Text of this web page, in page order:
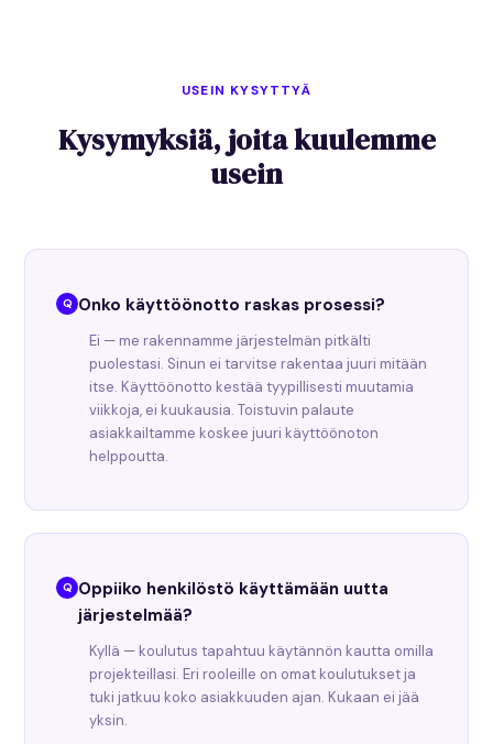
USEIN KYSYTTYÄ
Kysymyksiä, joita kuulemme
usein
Onko käyttöönotto raskas prosessi?
Ei — me rakennamme järjestelmän pitkälti
puolestasi. Sinun ei tarvitse rakentaa juuri mitään
itse. Käyttöönotto kestää tyypillisesti muutamia
viikkoja, ei kuukausia. Toistuvin palaute
asiakkailtamme koskee juuri käyttöönoton
helppoutta.
Oppiiko henkilöstö käyttämään uutta
järjestelmää?
Kyllä — koulutus tapahtuu käytännön kautta omilla
projekteillasi. Eri rooleille on omat koulutukset ja
tuki jatkuu koko asiakkuuden ajan. Kukaan ei jää
yksin.